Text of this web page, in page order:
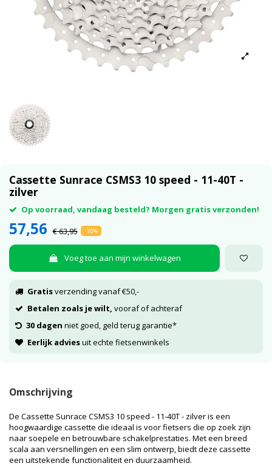
Cassette Sunrace CSMS3 10 speed - 11-40T -
zilver
Op voorraad, vandaag besteld? Morgen gratis verzonden!
57,56 € 63,95 -10%
Voeg toe aan mijn winkelwagen
Gratisverzending vanaf €50,-
Betalen zoals je wilt, vooraf of achteraf
30 dagen niet goed, geld terug garantie*
Eerlijk adviesuit echte fietsenwinkels
Omschrijving
De Cassette Sunrace CSMS3 10 speed - 11-40T - zilver is een
hoogwaardige cassette die ideaal is voor fietsers die op zoek zijn
naar soepele en betrouwbare schakelprestaties. Met een breed
scala aan versnellingen en een slim ontwerp, biedt deze cassette
een uitstekende functionaliteit en duurzaamheid.